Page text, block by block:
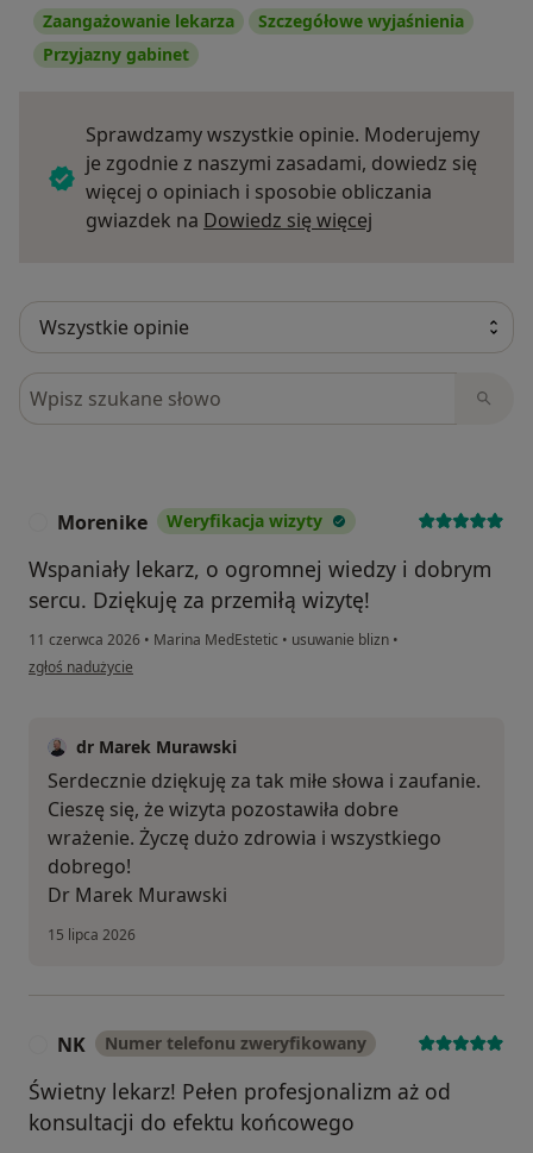
Zaangażowanie lekarza
Szczegółowe wyjaśnienia
Przyjazny gabinet
Sprawdzamy wszystkie opinie. Moderujemy
je zgodnie z naszymi zasadami, dowiedz się
więcej o opiniach i sposobie obliczania
gwiazdek na Dowiedz się więcej
Szukaj w opiniach
Morenike Weryfikacja wizyty
Wspaniały lekarz, o ogromnej wiedzy i dobrym
sercu. Dziękuję za przemiłą wizytę!
11 czerwca 2026 • Marina MedEstetic • usuwanie blizn •
w opinii użytkownika Morenike
zgłoś nadużycie
dr Marek Murawski
Serdecznie dziękuję za tak miłe słowa i zaufanie.
Cieszę się, że wizyta pozostawiła dobre
wrażenie. Życzę dużo zdrowia i wszystkiego
dobrego!
Dr Marek Murawski
15 lipca 2026
NK Numer telefonu zweryfikowany
Świetny lekarz! Pełen profesjonalizm aż od
konsultacji do efektu końcowego